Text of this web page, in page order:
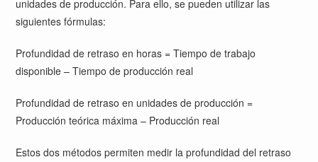
unidades de producción. Para ello, se pueden utilizar las
siguientes fórmulas:
Profundidad de retraso en horas = Tiempo de trabajo
disponible – Tiempo de producción real
Profundidad de retraso en unidades de producción =
Producción teórica máxima – Producción real
Estos dos métodos permiten medir la profundidad del retraso